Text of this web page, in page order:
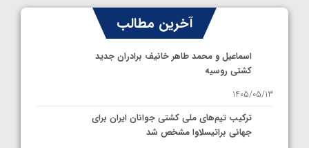
آخرین مطالب
اسماعیل و محمد طاهر خانیف برادران جدید
کشتی روسیه
1405/05/13
ترکیب تیم‌های ملی کشتی جوانان ایران برای
جهانی براتیسلاوا مشخص شد